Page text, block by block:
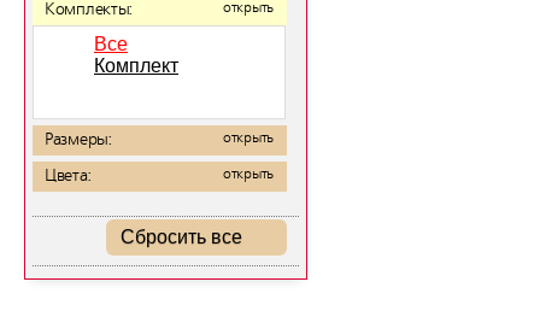
Комплекты: открыть
Все
Комплект
Размеры: открыть
Цвета: открыть
Сбросить все